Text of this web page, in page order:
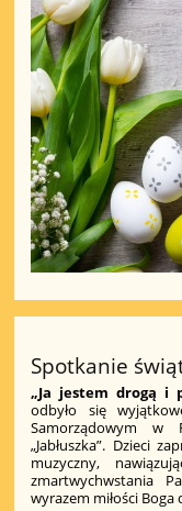
Spotkanie
„Ja jestem drogą i
odbyło się
Samorządowym w
„Jabłuszka”. Dzieci
muzyczny,
zmartwychwstania
wyrazem miłości Boga